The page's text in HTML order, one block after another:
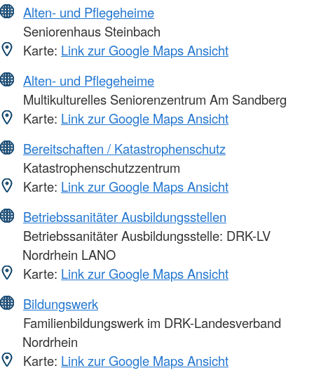
Alten- und Pflegeheime
Seniorenhaus Steinbach
Karte: Link zur Google Maps Ansicht
Alten- und Pflegeheime
Multikulturelles Seniorenzentrum Am Sandberg
Karte: Link zur Google Maps Ansicht
Bereitschaften / Katastrophenschutz
Katastrophenschutzzentrum
Karte: Link zur Google Maps Ansicht
Betriebssanitäter Ausbildungsstellen
Betriebssanitäter Ausbildungsstelle: DRK-LV
Nordrhein LANO
Karte: Link zur Google Maps Ansicht
Bildungswerk
Familienbildungswerk im DRK-Landesverband
Nordrhein
Karte: Link zur Google Maps Ansicht